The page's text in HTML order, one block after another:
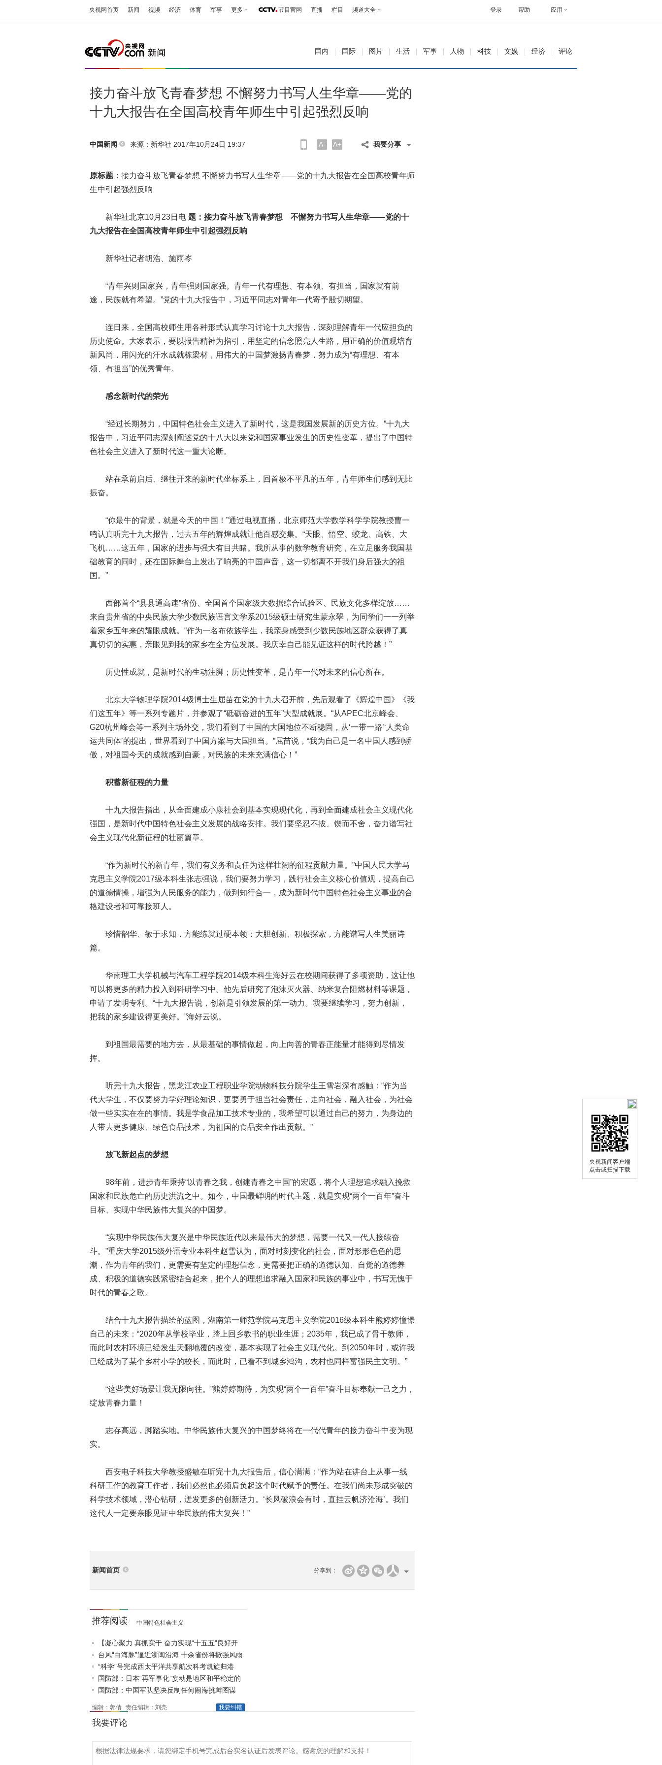
央视新闻客户端
点击或扫描下载
央视网首页 新闻 视频 经济 体育 军事 更多 节目官网 直播 栏目 频道大全 帮助 应用
登录
国内 国际 图片 生活 军事 人物 科技 文娱 经济 评论
接力奋斗放飞青春梦想 不懈努力书写人生华章——党的
十九大报告在全国高校青年师生中引起强烈反响
中国新闻 来源： 新华社 2017年10月24日 19:37 A- A+ 我要分享
原标题： 接力奋斗放飞青春梦想 不懈努力书写人生华章——党的十九大报告在全国高校青年师
生中引起强烈反响
新华社北京10月23日电 题：接力奋斗放飞青春梦想 不懈努力书写人生华章——党的十
九大报告在全国高校青年师生中引起强烈反响
新华社记者胡浩、施雨岑
“青年兴则国家兴，青年强则国家强。青年一代有理想、有本领、有担当，国家就有前
途，民族就有希望。”党的十九大报告中，习近平同志对青年一代寄予殷切期望。
连日来，全国高校师生用各种形式认真学习讨论十九大报告，深刻理解青年一代应担负的
历史使命。大家表示，要以报告精神为指引，用坚定的信念照亮人生路，用正确的价值观培育
新风尚，用闪光的汗水成就栋梁材，用伟大的中国梦激扬青春梦，努力成为“有理想、有本
领、有担当”的优秀青年。
感念新时代的荣光
“经过长期努力，中国特色社会主义进入了新时代，这是我国发展新的历史方位。”十九大
报告中，习近平同志深刻阐述党的十八大以来党和国家事业发生的历史性变革，提出了中国特
色社会主义进入了新时代这一重大论断。
站在承前启后、继往开来的新时代坐标系上，回首极不平凡的五年，青年师生们感到无比
振奋。
“你最牛的背景，就是今天的中国！”通过电视直播，北京师范大学数学科学学院教授曹一
鸣认真听完十九大报告，过去五年的辉煌成就让他百感交集。“天眼、悟空、蛟龙、高铁、大
飞机……这五年，国家的进步与强大有目共睹。我所从事的数学教育研究，在立足服务我国基
础教育的同时，还在国际舞台上发出了响亮的中国声音，这一切都离不开我们身后强大的祖
国。”
西部首个“县县通高速”省份、全国首个国家级大数据综合试验区、民族文化多样绽放……
来自贵州省的中央民族大学少数民族语言文学系2015级硕士研究生蒙永翠，为同学们一一列举
着家乡五年来的耀眼成就。“作为一名布依族学生，我亲身感受到少数民族地区群众获得了真
真切切的实惠，亲眼见到我的家乡在全方位发展。我庆幸自己能见证这样的时代跨越！”
历史性成就，是新时代的生动注脚；历史性变革，是青年一代对未来的信心所在。
北京大学物理学院2014级博士生屈苗在党的十九大召开前，先后观看了《辉煌中国》《我
们这五年》等一系列专题片，并参观了“砥砺奋进的五年”大型成就展。“从APEC北京峰会、
G20杭州峰会等一系列主场外交，我们看到了中国的大国地位不断稳固，从‘一带一路’‘人类命
运共同体’的提出，世界看到了中国方案与大国担当。”屈苗说，“我为自己是一名中国人感到骄
傲，对祖国今天的成就感到自豪，对民族的未来充满信心！”
积蓄新征程的力量
十九大报告指出，从全面建成小康社会到基本实现现代化，再到全面建成社会主义现代化
强国，是新时代中国特色社会主义发展的战略安排。我们要坚忍不拔、锲而不舍，奋力谱写社
会主义现代化新征程的壮丽篇章。
“作为新时代的新青年，我们有义务和责任为这样壮阔的征程贡献力量。”中国人民大学马
克思主义学院2017级本科生张志强说，我们要努力学习，践行社会主义核心价值观，提高自己
的道德情操，增强为人民服务的能力，做到知行合一，成为新时代中国特色社会主义事业的合
格建设者和可靠接班人。
珍惜韶华、敏于求知，方能练就过硬本领；大胆创新、积极探索，方能谱写人生美丽诗
篇。
华南理工大学机械与汽车工程学院2014级本科生海好云在校期间获得了多项资助，这让他
可以将更多的精力投入到科研学习中。他先后研究了泡沫灭火器、纳米复合阻燃材料等课题，
申请了发明专利。“十九大报告说，创新是引领发展的第一动力。我要继续学习，努力创新，
把我的家乡建设得更美好。”海好云说。
到祖国最需要的地方去，从最基础的事情做起，向上向善的青春正能量才能得到尽情发
挥。
听完十九大报告，黑龙江农业工程职业学院动物科技分院学生王雪岩深有感触：“作为当
代大学生，不仅要努力学好理论知识，更要勇于担当社会责任，走向社会，融入社会，为社会
做一些实实在在的事情。我是学食品加工技术专业的，我希望可以通过自己的努力，为身边的
人带去更多健康、绿色食品技术，为祖国的食品安全作出贡献。”
放飞新起点的梦想
98年前，进步青年秉持“以青春之我，创建青春之中国”的宏愿，将个人理想追求融入挽救
国家和民族危亡的历史洪流之中。如今，中国最鲜明的时代主题，就是实现“两个一百年”奋斗
目标、实现中华民族伟大复兴的中国梦。
“实现中华民族伟大复兴是中华民族近代以来最伟大的梦想，需要一代又一代人接续奋
斗。”重庆大学2015级外语专业本科生赵雪认为，面对时刻变化的社会，面对形形色色的思
潮，作为青年的我们，更需要有坚定的理想信念，更需要把正确的道德认知、自觉的道德养
成、积极的道德实践紧密结合起来，把个人的理想追求融入国家和民族的事业中，书写无愧于
时代的青春之歌。
结合十九大报告描绘的蓝图，湖南第一师范学院马克思主义学院2016级本科生熊婷婷憧憬
自己的未来：“2020年从学校毕业，踏上回乡教书的职业生涯；2035年，我已成了骨干教师，
而此时农村环境已经发生天翻地覆的改变，基本实现了社会主义现代化。到2050年时，或许我
已经成为了某个乡村小学的校长，而此时，已看不到城乡鸿沟，农村也同样富强民主文明。”
“这些美好场景让我无限向往。”熊婷婷期待，为实现“两个一百年”奋斗目标奉献一己之力，
绽放青春力量！
志存高远，脚踏实地。中华民族伟大复兴的中国梦终将在一代代青年的接力奋斗中变为现
实。
西安电子科技大学教授盛敏在听完十九大报告后，信心满满：“作为站在讲台上从事一线
科研工作的教育工作者，我们必然也必须肩负起这个时代赋予的责任。在我们尚未形成突破的
科学技术领域，潜心钻研，迸发更多的创新活力。‘长风破浪会有时，直挂云帆济沧海’。我们
这代人一定要亲眼见证中华民族的伟大复兴！”
新闻首页 分享到：
推荐阅读 中国特色社会主义
【凝心聚力 真抓实干 奋力实现“十五五”良好开
局】抢占制高点..
台风“白海豚”逼近浙闽沿海 十余省份将掀强风雨
“科学”号完成西太平洋共享航次科考凯旋归港
国防部：日本“再军事化”妄动是地区和平稳定的
真正威胁
国防部：中国军队坚决反制任何闹海挑衅图谋
我要纠错
编辑：郭倩 责任编辑：刘亮